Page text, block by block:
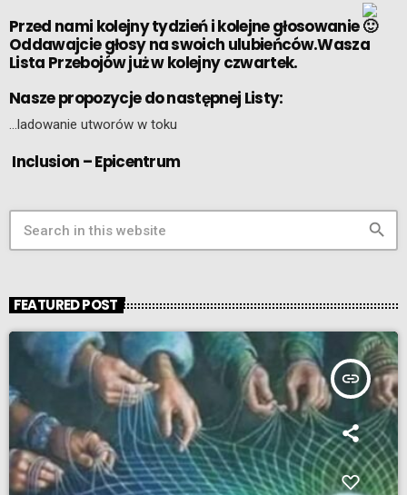
Przed nami kolejny tydzień i kolejne głosowanie
Oddawajcie głosy na swoich ulubieńców.Wasza
Lista Przebojów już w kolejny czwartek.
Nasze propozycje do następnej Listy:
…ladowanie utworów w toku
Inclusion – Epicentrum
search
FEATURED POST
insert_link